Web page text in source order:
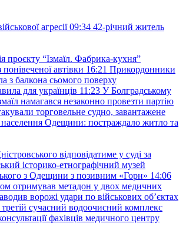
агресії 09:34 42-річний житель
проєкту “Ізмаїл. Фабрика-кухня”
автівки 16:21 Прикордонники
з балкона сьомого поверху
для українців 11:23 У Болградському
намагався незаконно провезти партію
торговельне судно, завантажене
Одещини: постраждало житло та
відповідатиме у суді за
історико-етнографічний музей
з Одещини з позивним «Горн» 14:06
отримував метадон у двох медичних
ворожі удари по військових обʼєктах
сучасний водоочисний комплекс
фахівців медичного центру